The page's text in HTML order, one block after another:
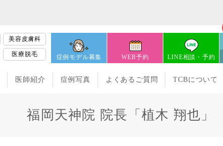
美容皮膚科
医療脱毛 症例モデル募集 WEB予約 LINE相談・予約
医師紹介 症例写真 よくあるご質問 TCBについて
福岡天神院 院長「植木 翔也」